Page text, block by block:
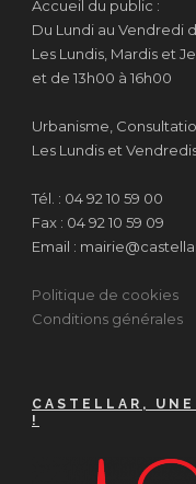
Accueil du public :
Du Lundi au Vendredi
Les Lundis, Mardis et
et de 13h00 à 16h00
Urbanisme,
Les Lundis et
Tél. : 04 92 10 59 00
Fax : 04 92 10 59 09
Email :
Politique de cookies
Conditions générales
CASTELLAR,
!